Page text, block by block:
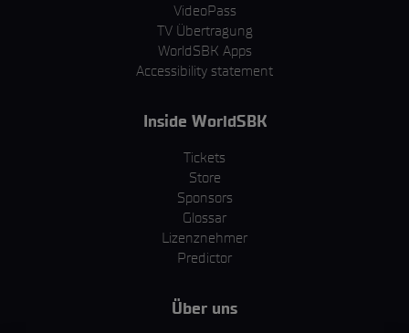
VideoPass
TV Übertragung
WorldSBK Apps
Accessibility statement
Inside WorldSBK
Tickets
Store
Sponsors
Glossar
Lizenznehmer
Predictor
Über uns